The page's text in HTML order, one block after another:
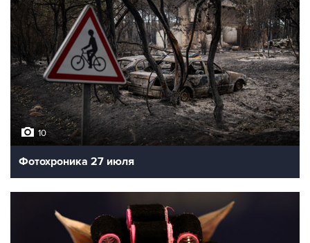
10
Фотохроника 27 июля